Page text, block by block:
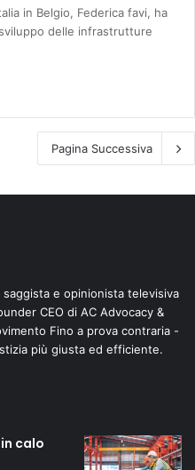
in Belgio, Federica favi, ha
delle infrastrutture
Pagina Successiva
e opinionista televisiva
CEO di AC Advocacy &
Fino a prova contraria -
più giusta ed efficiente.
calo